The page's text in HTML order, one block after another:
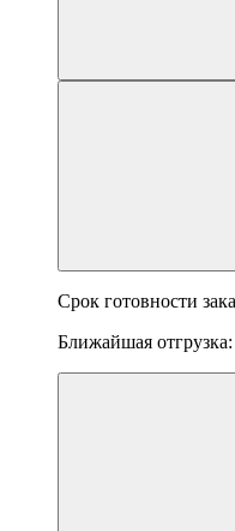
Срок готовности
Ближайшая отгрузка: